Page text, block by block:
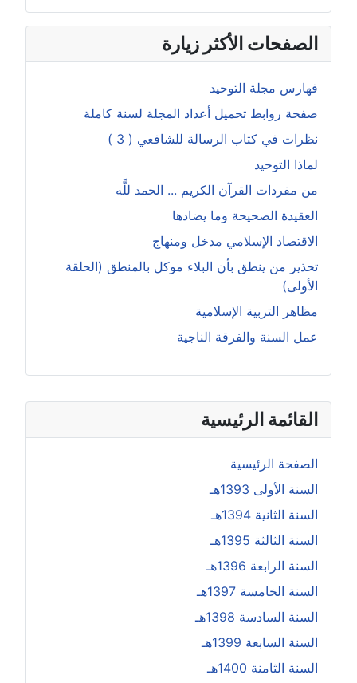
القائمة الرئيسية
الصفحة الرئيسية
السنة الأولى 1393هـ
السنة الثانية 1394هـ
السنة الثالثة 1395هـ
السنة الرابعة 1396هـ
السنة الخامسة 1397هـ
السنة السادسة 1398هـ
السنة السابعة 1399هـ
السنة الثامنة 1400هـ
الصفحات الأكثر زيارة
فهارس مجلة التوحيد
صفحة روابط تحميل أعداد المجلة لسنة كاملة
نظرات في كتاب الرسالة للشافعي ( 3 )
لماذا التوحيد
من مفردات القرآن الكريم ... الحمد للَّه
العقيدة الصحيحة وما يضادها
الاقتصاد الإسلامي مدخل ومنهاج
تحذير من ينطق بأن البلاء موكل بالمنطق (الحلقة
الأولى)
مظاهر التربية الإسلامية
عمل السنة والفرقة الناجية